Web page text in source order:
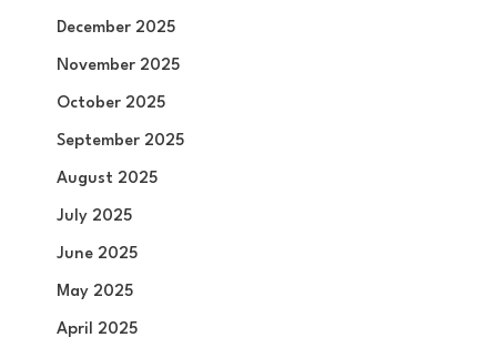
December 2025
November 2025
October 2025
September 2025
August 2025
July 2025
June 2025
May 2025
April 2025